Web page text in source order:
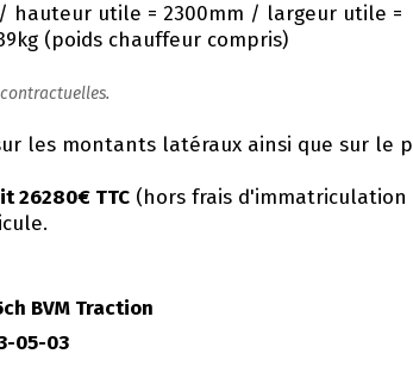
hauteur utile = 2300mm / largeur utile =
(poids chauffeur compris)
les montants latéraux ainsi que sur le
26280€ TTC (hors frais
BVM Traction
05-03